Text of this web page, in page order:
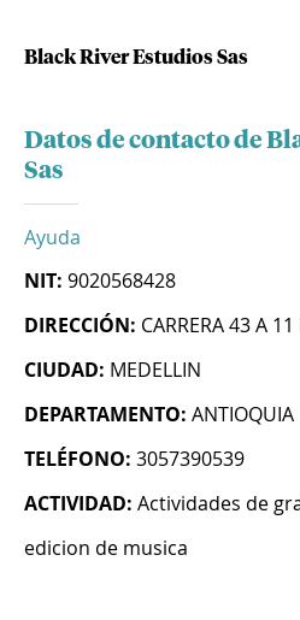
Black River Estudios Sas
Datos de contacto de
Sas
Ayuda
NIT: 9020568428
DIRECCIÓN: CARRERA 43 A
CIUDAD: MEDELLIN
DEPARTAMENTO: ANTIOQUIA
TELÉFONO: 3057390539
ACTIVIDAD: Actividades de
edicion de musica